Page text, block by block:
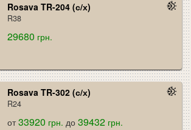
Rosava TR-204 (с/х)
R38
29680 грн.
Rosava TR-302 (с/х)
R24
от33920 грн. до39432 грн.